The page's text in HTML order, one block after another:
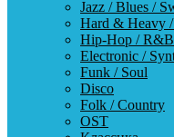
Jazz / Blues /
Hard & Heavy
Hip-Hop / R&B
Electronic /
Funk / Soul
Disco
Folk / Country
OST